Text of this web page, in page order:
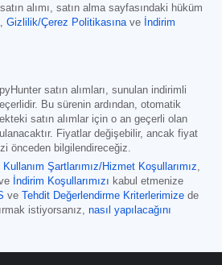
alımı, satın alma sayfasındaki hüküm
, Gizlilik/Çerez Politikasınave İndirim
satın alımları, sunulan indirimli
Bu sürenin ardından, otomatik
satın alımlar için o an geçerli olan
Fiyatlar değişebilir, ancak fiyat
önceden bilgilendireceğiz.
Kullanım Şartlarımız/Hizmet Koşullarımız,
İndirim Koşullarımızı kabul etmenize
ve Tehdit Değerlendirme Kriterlerimize de
istiyorsanız, nasıl yapılacağını